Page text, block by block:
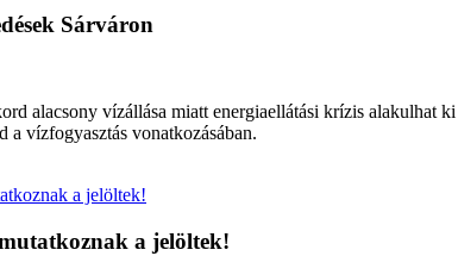
Sárváron
alacsony vízállása miatt energiaellátási krízis
a vízfogyasztás vonatkozásában.
a jelöltek!